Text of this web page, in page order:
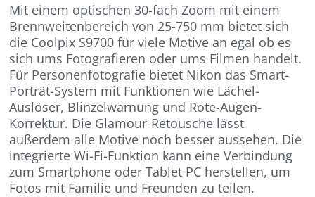
Mit einem optischen 30-fach Zoom mit einem
Brennweitenbereich von 25-750 mm bietet sich
die Coolpix S9700 für viele Motive an egal ob es
sich ums Fotografieren oder ums Filmen handelt.
Für Personenfotografie bietet Nikon das Smart-
Porträt-System mit Funktionen wie Lächel-
Auslöser, Blinzelwarnung und Rote-Augen-
Korrektur. Die Glamour-Retousche lässt
außerdem alle Motive noch besser aussehen. Die
integrierte Wi-Fi-Funktion kann eine Verbindung
zum Smartphone oder Tablet PC herstellen, um
Fotos mit Familie und Freunden zu teilen.